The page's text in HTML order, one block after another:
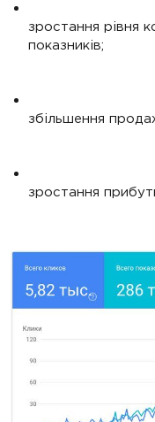
зростання рівня
показників;
збільшення
зростання